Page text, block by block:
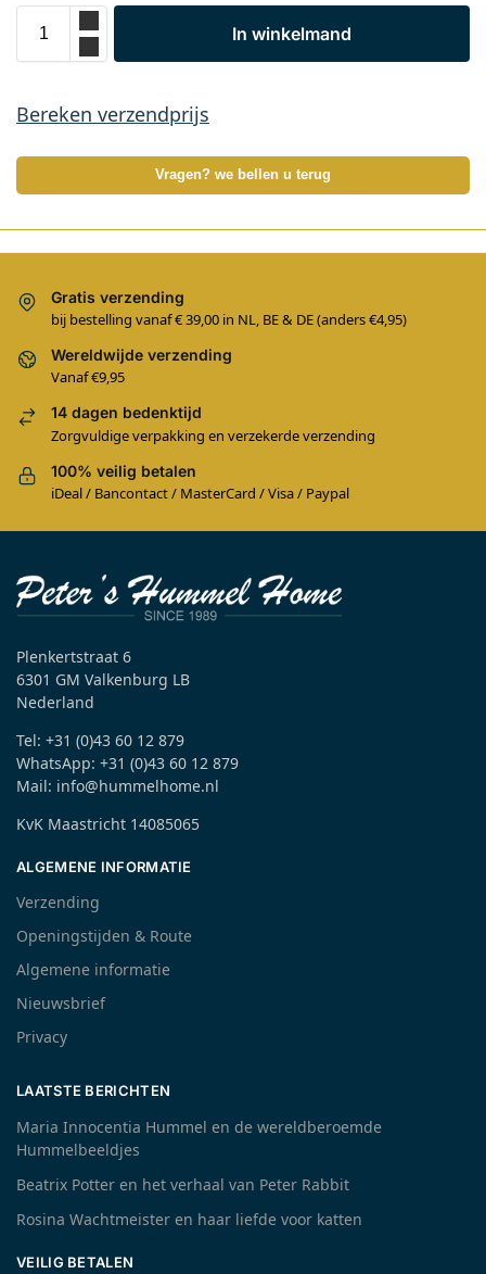
In winkelmand
Bereken verzendprijs
Vragen? we bellen u terug
Gratis verzending
bij bestelling vanaf € 39,00 in NL, BE & DE (anders €4,95)
Wereldwijde verzending
Vanaf €9,95
14 dagen bedenktijd
Zorgvuldige verpakking en verzekerde verzending
100% veilig betalen
iDeal / Bancontact / MasterCard / Visa / Paypal
Plenkertstraat 6
6301 GM Valkenburg LB
Nederland
Tel: +31 (0)43 60 12 879
WhatsApp: +31 (0)43 60 12 879
Mail: info@hummelhome.nl
KvK Maastricht 14085065
ALGEMENE INFORMATIE
Verzending
Openingstijden & Route
Algemene informatie
Nieuwsbrief
Privacy
LAATSTE BERICHTEN
Maria Innocentia Hummel en de wereldberoemde
Hummelbeeldjes
Beatrix Potter en het verhaal van Peter Rabbit
Rosina Wachtmeister en haar liefde voor katten
VEILIG BETALEN